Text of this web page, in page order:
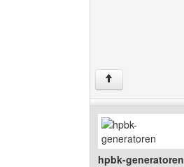
↑
hpbk-generatoren